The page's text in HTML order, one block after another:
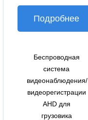
Подробнее
Беспроводная
система
видеонаблюдения/
видеорегистрации
AHD для
грузовика